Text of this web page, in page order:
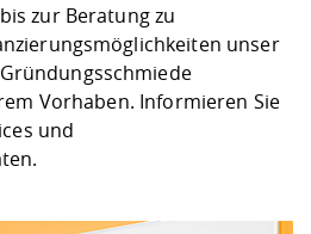
zur Beratung zu
unser
Vorhaben. Informieren Sie
und